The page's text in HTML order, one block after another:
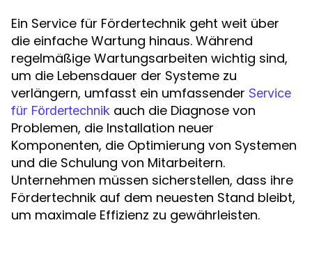
Ein Service für Fördertechnik geht weit über
die einfache Wartung hinaus. Während
regelmäßige Wartungsarbeiten wichtig sind,
um die Lebensdauer der Systeme zu
verlängern, umfasst ein umfassender Service
für Fördertechnik auch die Diagnose von
Problemen, die Installation neuer
Komponenten, die Optimierung von Systemen
und die Schulung von Mitarbeitern.
Unternehmen müssen sicherstellen, dass ihre
Fördertechnik auf dem neuesten Stand bleibt,
um maximale Effizienz zu gewährleisten.